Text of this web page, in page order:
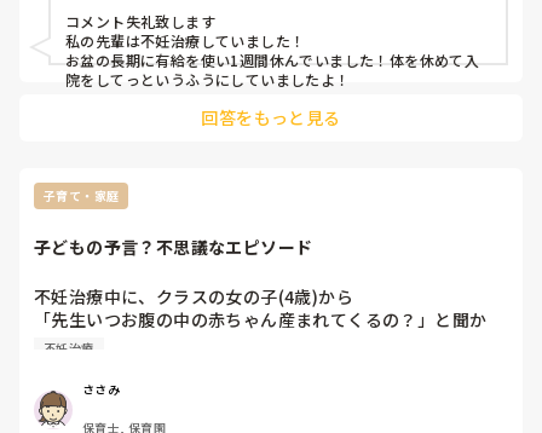
コメント失礼致します
私の先輩は不妊治療していました！
お盆の長期に有給を使い1週間休んでいました！体を休めて入
院をしてっというふうにしていましたよ！
回答をもっと見る
子育て・家庭
子どもの予言？不思議なエピソード
不妊治療中に、クラスの女の子(4歳)から
「先生いつお腹の中の赤ちゃん産まれてくるの？」と聞か
れ、赤ちゃんまだきてないんだ〜なんて話をしていたのです
その半年後に子を授かり驚きました。
偶然だとしても、予言のように思えて不思議だなあと
不妊治療
ささみ
保育士, 保育園